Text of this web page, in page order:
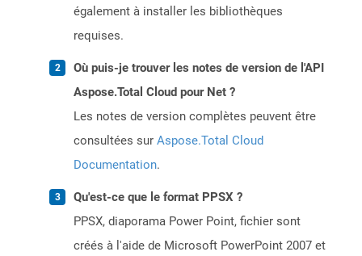
également à installer les bibliothèques
requises.
Où puis-je trouver les notes de version de l'API
Aspose.Total Cloud pour Net ?
Les notes de version complètes peuvent être
consultées sur Aspose.Total Cloud
Documentation.
Qu'est-ce que le format PPSX ?
PPSX, diaporama Power Point, fichier sont
créés à l'aide de Microsoft PowerPoint 2007 et